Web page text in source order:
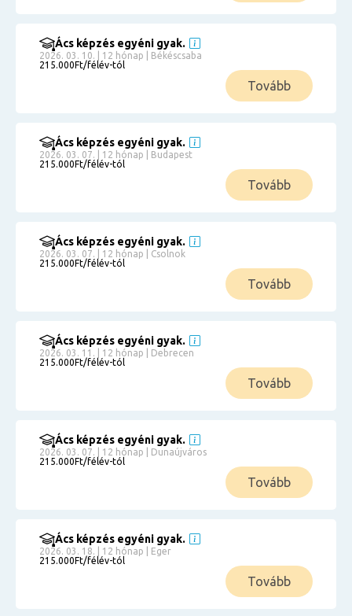
Ács képzés egyéni gyak.
2026. 03. 10. | 12 hónap | Békéscsaba
215.000Ft/félév-tól
Tovább
Ács képzés egyéni gyak.
2026. 03. 07. | 12 hónap | Budapest
215.000Ft/félév-tól
Tovább
Ács képzés egyéni gyak.
2026. 03. 07. | 12 hónap | Csolnok
215.000Ft/félév-tól
Tovább
Ács képzés egyéni gyak.
2026. 03. 11. | 12 hónap | Debrecen
215.000Ft/félév-tól
Tovább
Ács képzés egyéni gyak.
2026. 03. 07. | 12 hónap | Dunaújváros
215.000Ft/félév-tól
Tovább
Ács képzés egyéni gyak.
2026. 03. 18. | 12 hónap | Eger
215.000Ft/félév-tól
Tovább